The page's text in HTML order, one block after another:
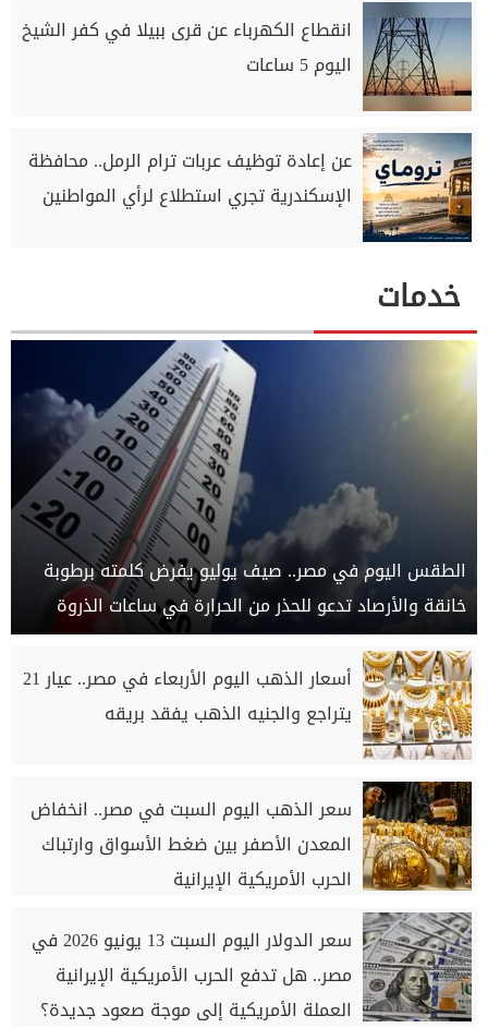
انقطاع الكهرباء عن قرى ببيلا في كفر الشيخ
اليوم 5 ساعات
عن إعادة توظيف عربات ترام الرمل.. محافظة
الإسكندرية تجري استطلاع لرأي المواطنين
خدمات
الطقس اليوم في مصر.. صيف يوليو يفرض كلمته برطوبة
خانقة والأرصاد تدعو للحذر من الحرارة في ساعات الذروة
أسعار الذهب اليوم الأربعاء في مصر.. عيار 21
يتراجع والجنيه الذهب يفقد بريقه
سعر الذهب اليوم السبت في مصر.. انخفاض
المعدن الأصفر بين ضغط الأسواق وارتباك
الحرب الأمريكية الإيرانية
سعر الدولار اليوم السبت 13 يونيو 2026 في
مصر.. هل تدفع الحرب الأمريكية الإيرانية
العملة الأمريكية إلى موجة صعود جديدة؟